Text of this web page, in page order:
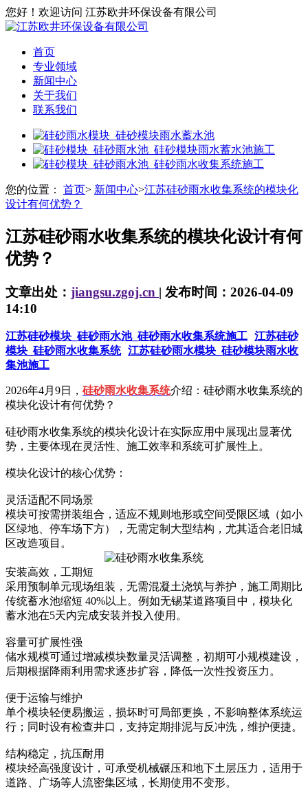
您好！欢迎访问 江苏欧井环保设备有限公司
首页
专业领域
新闻中心
关于我们
联系我们
您的位置： 首页> 新闻中心>江苏硅砂雨水收集系统的模块化
设计有何优势？
江苏硅砂雨水收集系统的模块化设计有何
优势？
文章出处： jiangsu.zgoj.cn | 发布时间：2026-04-09
14:10
江苏硅砂模块_硅砂雨水池_硅砂雨水收集系统施工 江苏硅砂
模块_硅砂雨水收集系统 江苏硅砂雨水模块_硅砂模块雨水收
集池施工
2026年4月9日， 硅砂雨水收集系统介绍：硅砂雨水收集系统的
模块化设计有何优势？
硅砂雨水收集系统的模块化设计‌在实际应用中展现出显著优
势，主要体现在灵活性、施工效率和系统可扩展性上。
模块化设计的核心优势：
灵活适配不同场景‌
模块可按需拼装组合，适应不规则地形或空间受限区域（如小
区绿地、停车场下方），无需定制大型结构，尤其适合老旧城
区改造项目。
安装高效，工期短‌
采用预制单元现场组装，无需混凝土浇筑与养护，施工周期比
传统蓄水池缩短 ‌40%以上‌。例如无锡某道路项目中，模块化
蓄水池在5天内完成安装并投入使用。
容量可扩展性强‌
储水规模可通过增减模块数量灵活调整，初期可小规模建设，
后期根据降雨利用需求逐步扩容，降低一次性投资压力。
便于运输与维护‌
单个模块轻便易搬运，损坏时可局部更换，不影响整体系统运
行；同时设有检查井口，支持定期排泥与反冲洗，维护便捷。
结构稳定，抗压耐用‌
模块经高强度设计，可承受机械碾压和地下土层压力，适用于
道路、广场等人流密集区域，长期使用不变形。